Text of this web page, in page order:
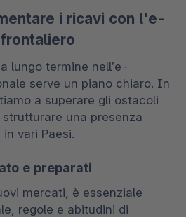
i ricavi con l'e-
lungo termine nell’e-
serve un piano chiaro. In
a superare gli ostacoli
una presenza
vari Paesi.
e preparati
mercati, è essenziale
regole e abitudini di